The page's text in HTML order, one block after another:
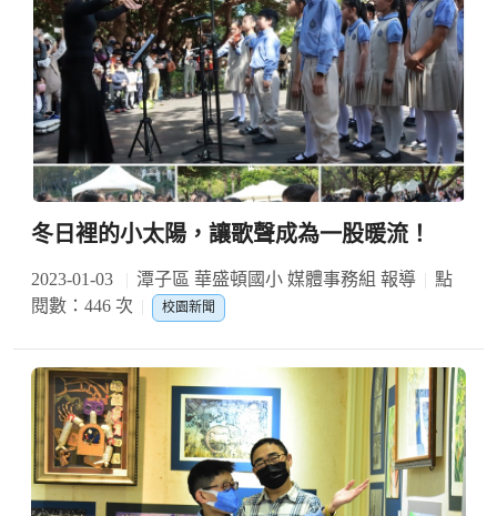
冬日裡的小太陽，讓歌聲成為一股暖流！
2023-01-03 潭子區 華盛頓國小 媒體事務組 報導
點
閱數：446 次
校園新聞